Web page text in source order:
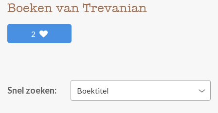
Boeken van Trevanian
2
Snel zoeken: Boektitel